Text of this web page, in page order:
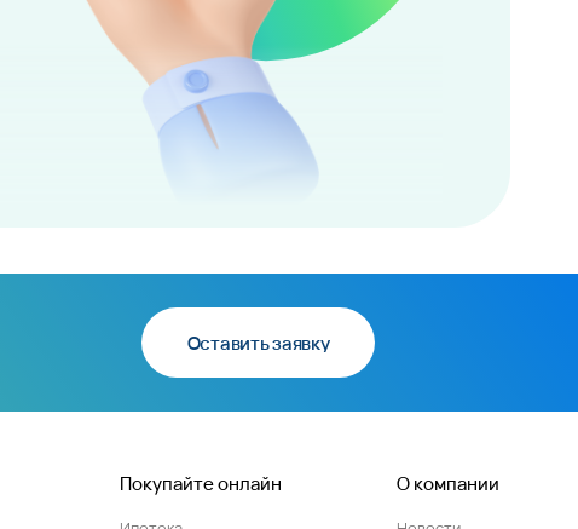
Оставить заявку
Покупайте онлайн О компании